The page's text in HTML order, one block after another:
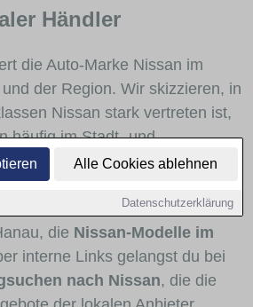
Alle Cookies ablehnen
Datenschutzerklärung
Händler
die Auto-Marke Nissan im
der Region. Wir skizzieren, in
Nissan stark vertreten ist,
häufig im Stadt- und
sind und für welche
interessant ist. Viele
von Autohäusern und
die Nissan-Modelle im
interne Links gelangst du bei
nach Nissan, die die